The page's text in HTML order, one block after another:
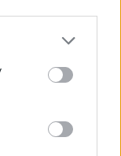
or more Google
You may click to
party tags to
in below Google
2025.03.17 21:21